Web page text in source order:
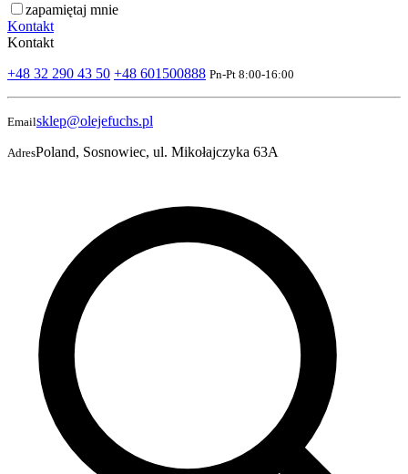
zapamiętaj mnie
Kontakt
Kontakt
+48 32 290 43 50 +48 601500888 Pn-Pt 8:00-16:00
Emailsklep@olejefuchs.pl
AdresPoland, Sosnowiec, ul. Mikołajczyka 63A